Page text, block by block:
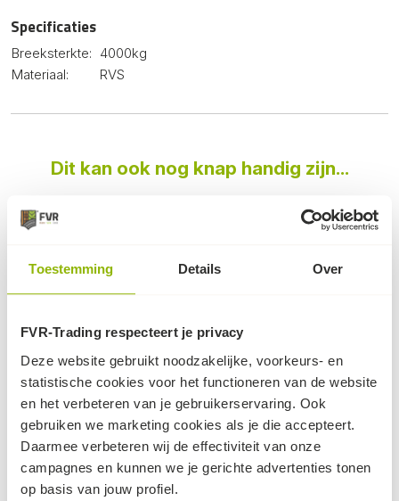
Toestemming Details Over
FVR-Trading respecteert je privacy
Deze website gebruikt noodzakelijke, voorkeurs- en
statistische cookies voor het functioneren van de website
en het verbeteren van je gebruikerservaring. Ook
gebruiken we marketing cookies als je die accepteert.
Daarmee verbeteren wij de effectiviteit van onze
campagnes en kunnen we je gerichte advertenties tonen
op basis van jouw profiel.
Specificaties
Breeksterkte: 4000kg
Materiaal:
RVS
Dit kan ook nog knap handig zijn...
Spanband 10.000kg
(9m)
Extra zware spanband
met een breeksterkte van
10.000kg.
49,70
(excl. BTW, per stuk)
op voorraad
Verzinkte ratel |
4.000kg
T.b.v. 50mm brede
spanbanden. Met een
4.000kg breeksterkte.
5, 50
(excl. BTW, per stuk)